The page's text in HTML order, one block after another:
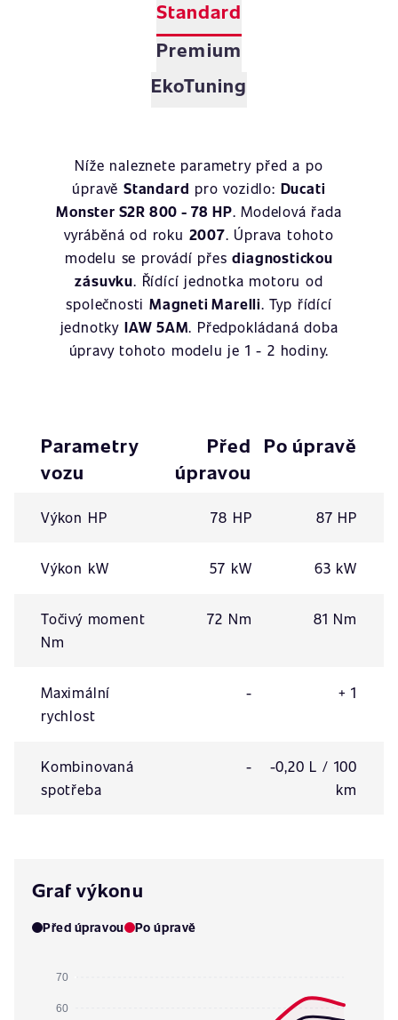
Standard
Premium
EkoTuning
Níže naleznete parametry před a po
úpravěStandard pro vozidlo: Ducati
Monster S2R 800 - 78 HP. Modelová řada
vyráběná od roku 2007. Úprava tohoto
modelu se provádí přesdiagnostickou
zásuvku. Řídící jednotka motoru od
společnosti Magneti Marelli. Typ řídící
jednotky IAW 5AM. Předpokládaná doba
úpravy tohoto modelu je 1 - 2 hodiny.
Parametry
vozu
Před
úpravou
Po úpravě
Výkon HP 78 HP 87 HP
Výkon kW 57 kW 63 kW
Točivý moment
Nm
72 Nm 81 Nm
Maximální
rychlost
- + 1
Kombinovaná
spotřeba
-
-0,20 L / 100
km
Graf výkonu
Před úpravou Po úpravě
70
60